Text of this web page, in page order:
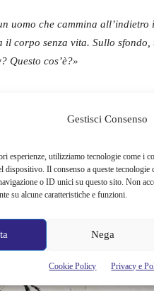
Gestisci Consenso
esperienze, utilizziamo tecnologie come i
dispositivo. Il consenso a queste tecnologie
o ID unici su questo sito. Non
su alcune caratteristiche e funzioni.
Nega
Cookie Policy Privacy e
uomo che cammina all’indietro
il corpo senza vita. Sullo
Questo cos’è?»
ha idea degli orrori che
credere che fosse: a parte
ben presto a un thriller